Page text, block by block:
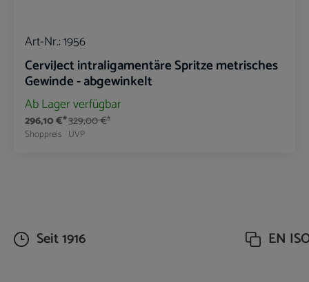
Art-Nr.:1956
CerviJect intraligamentäre Spritze metrisches
Gewinde - abgewinkelt
Ab Lager verfügbar
296,10 €*
Shoppreis
329,00 €*
UVP
Seit 1916 EN